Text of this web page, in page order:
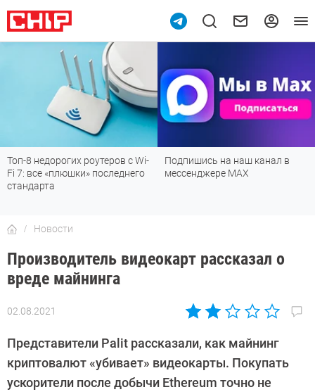
роутеров с Wi-
последнего
Подпишись на наш канал в
мессенджере МАХ
Рейтинг
Новости
Производитель видеокарт рассказал о
вреде майнинга
02.08.2021
Автор:
Калашников
Представители Palit рассказали, как майнинг
криптовалют «убивает» видеокарты. Покупать
ускорители после добычи Ethereum точно не